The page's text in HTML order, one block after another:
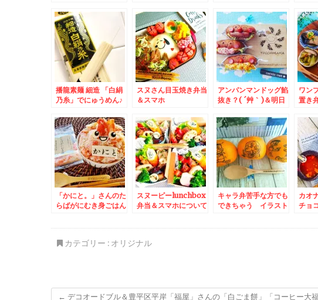
店」さんがありがたす
ぎる～
いフルーツアート♪
しだ
播龍素麺 細造 「白絹
乃糸」でにゅうめん♪
にもおすすめ麺よ～(*
´艸`*)
スヌさん目玉焼き弁当
＆スマホ
時間は自分で作るもの
(*-ω-)
アンパンマンドッグ餡
抜き？( ´艸｀)＆明日
ださい。
ワン
置き
ーフ
んの
１３
「かにと。」さんのた
らばがにむき身ごはん
スヌーピーlunchbox
弁当＆スマホについて
キャラ弁苦手な方でも
できちゃう イラスト
カオ
チョ
カテゴリー : オリジナル
← デコオードブル＆豊平区平岸「福屋」さんの「白ごま餅」「コーヒー